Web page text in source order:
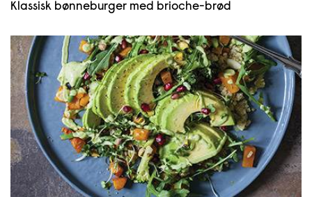
Klassisk bønneburger med brioche-brød